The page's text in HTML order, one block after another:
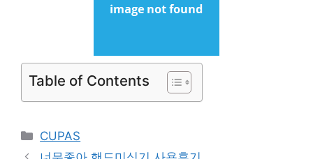
Table of Contents
Categories
CUPAS